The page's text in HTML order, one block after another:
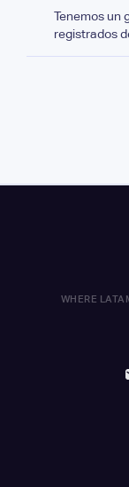
Tenemos un
registrados
WHERE